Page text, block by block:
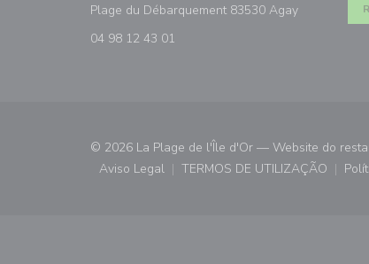
Plage du Débarquement 83530 Agay((abre
04 98 12 43 01
© 2026 La Plage de l'Île d'Or — Website do
Aviso Legal
((abre numa nova janela))
TERMOS DE UTILIZAÇÃO
((abre numa nova